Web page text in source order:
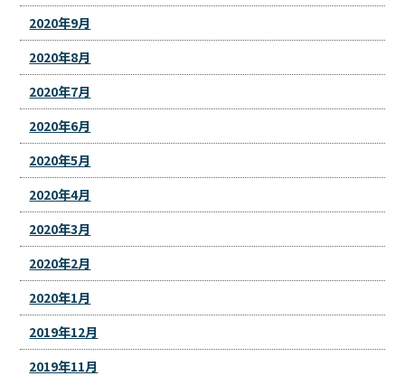
2020年9月
2020年8月
2020年7月
2020年6月
2020年5月
2020年4月
2020年3月
2020年2月
2020年1月
2019年12月
2019年11月